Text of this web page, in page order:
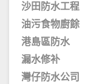
沙田防水工程
油污食物廚餘
港島區防水
漏水修补
灣仔防水公司